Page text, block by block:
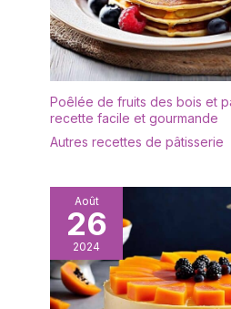
Poêlée de fruits des bois et
recette facile et gourmande
Autres recettes de pâtisserie
Août
26
2024